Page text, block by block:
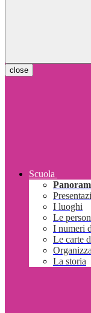
close
Scuola
I luoghi
Le
I numeri
Le carte
La storia